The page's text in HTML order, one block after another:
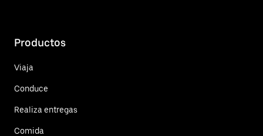
Productos
Viaja
Conduce
Realiza entregas
Comida